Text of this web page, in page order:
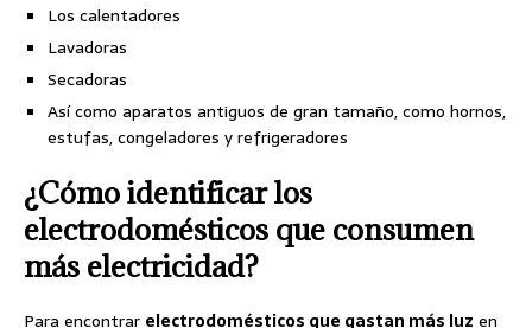
Los calentadores
Lavadoras
Secadoras
Así como aparatos antiguos de gran tamaño, como hornos,
estufas, congeladores y refrigeradores
¿Cómo identificar los
electrodomésticos que consumen
más electricidad?
Para encontrar electrodomésticos que gastan más luz en